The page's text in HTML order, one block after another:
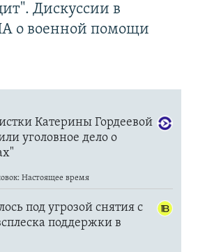
Дискуссии в
о военной помощи